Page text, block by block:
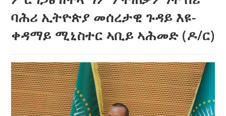
ባሕሪ ኢትዮጵያ መሰረታዊ ጉዳይ እዩ-
ቀዳማይ ሚኒስተር ኣቢይ ኣሕመድ (ዶ/ር)